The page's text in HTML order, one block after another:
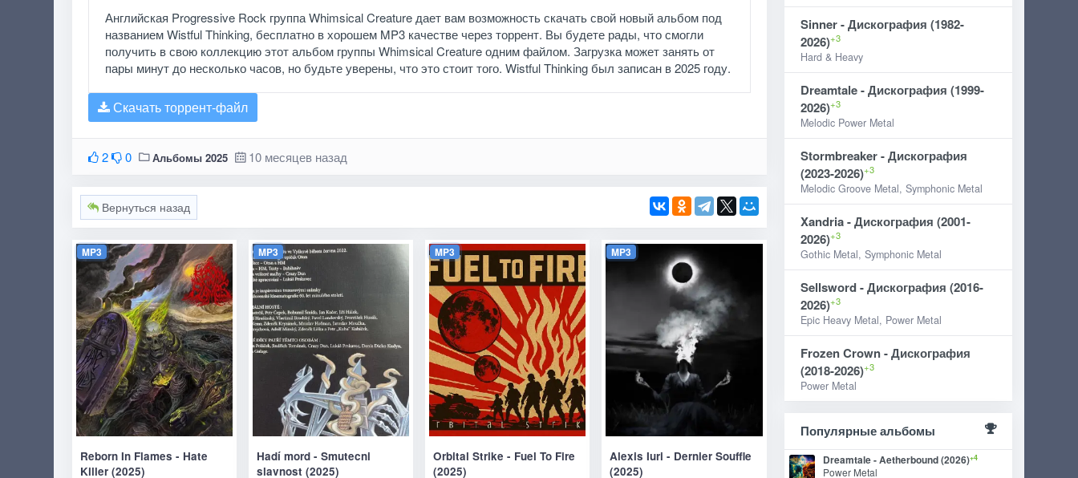
Английская Progressive Rock группа Whimsical Creature дает вам возможность скачать свой новый альбом под
названием Wistful Thinking, бесплатно в хорошем MP3 качестве через торрент. Вы будете рады, что смогли
получить в свою коллекцию этот альбом группы Whimsical Creature одним файлом. Загрузка может занять от
пары минут до несколько часов, но будьте уверены, что это стоит того. Wistful Thinking был записан в 2025 году.
Скачать торрент-файл
2 0 Альбомы 2025 10 месяцев назад
Вернуться назад
MP3
Reborn In Flames - Hate
Killer (2025)
MP3
Hadí mord - Smutecni
slavnost (2025)
MP3
Orbital Strike - Fuel To Fire
(2025)
MP3
Alexis Iuri - Dernier Souffle
(2025)
Sinner - Дискография (1982-
2026)+3
Hard & Heavy
Dreamtale - Дискография (1999-
2026)+3
Melodic Power Metal
Stormbreaker - Дискография
(2023-2026)+3
Melodic Groove Metal, Symphonic Metal
Xandria - Дискография (2001-
2026)+3
Gothic Metal, Symphonic Metal
Sellsword - Дискография (2016-
2026)+3
Epic Heavy Metal, Power Metal
Frozen Crown - Дискография
(2018-2026)+3
Power Metal
Популярные альбомы
Dreamtale - Aetherbound (2026)+4
Power Metal